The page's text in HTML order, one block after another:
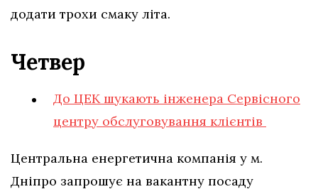
додати трохи смаку літа.
Четвер
До ЦЕК шукають інженера Сервісного
центру обслуговування клієнтів
Центральна енергетична компанія у м.
Дніпро запрошує на вакантну посаду